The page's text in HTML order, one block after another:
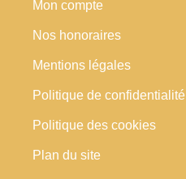
Mon compte
Nos honoraires
Mentions légales
Politique de confidentialité
Politique des cookies
Plan du site